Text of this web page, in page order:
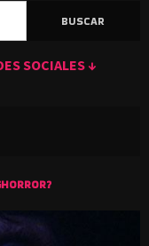
SOCIALES ↓